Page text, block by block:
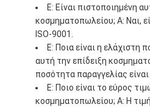
Ε: Είναι πιστοποιημένη
κοσμηματοπωλείου; Α: Ναι,
ISO-9001.
Ε: Ποια είναι η ελάχιστη
αυτή την επίδειξη
ποσότητα παραγγελίας είναι
Ε: Ποιο είναι το εύρος
κοσμηματοπωλείου; Α: Η